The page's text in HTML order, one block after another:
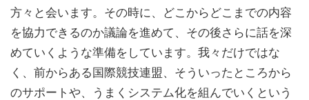
方々と会います。その時に、どこからどこまでの内容
を協力できるのか議論を進めて、その後さらに話を深
めていくような準備をしています。我々だけではな
く、前からある国際競技連盟、そういったところから
のサポートや、うまくシステム化を組んでいくという